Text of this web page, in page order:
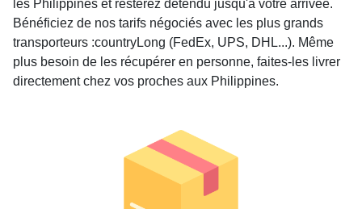
les Philippines et resterez détendu jusqu'à votre arrivée.
Bénéficiez de nos tarifs négociés avec les plus grands
transporteurs :countryLong (FedEx, UPS, DHL...). Même
plus besoin de les récupérer en personne, faites-les livrer
directement chez vos proches aux Philippines.